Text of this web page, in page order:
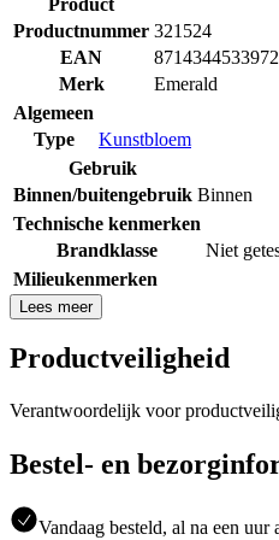
Productnummer 321524
EAN
8714344533972
Merk
Emerald
Algemeen
Type
Kunstbloem
Gebruik
Binnen/buitengebruik Binnen
Technische kenmerken
Brandklasse
Niet
Milieukenmerken
Lees meer
Productveiligheid
Verantwoordelijk voor
Bestel- en
Vandaag besteld, al na een